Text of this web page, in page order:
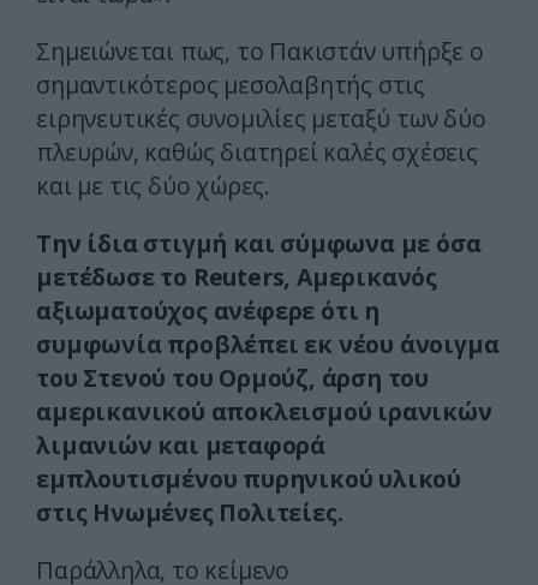
Σημειώνεται πως, το Πακιστάν υπήρξε ο
σημαντικότερος μεσολαβητής στις
ειρηνευτικές συνομιλίες μεταξύ των δύο
πλευρών, καθώς διατηρεί καλές σχέσεις
και με τις δύο χώρες.
Την ίδια στιγμή και σύμφωνα με όσα
μετέδωσε το Reuters, Αμερικανός
αξιωματούχος ανέφερε ότι η
συμφωνία προβλέπει εκ νέου άνοιγμα
του Στενού του Ορμούζ, άρση του
αμερικανικού αποκλεισμού ιρανικών
λιμανιών και μεταφορά
εμπλουτισμένου πυρηνικού υλικού
στις Ηνωμένες Πολιτείες.
Παράλληλα, το κείμενο